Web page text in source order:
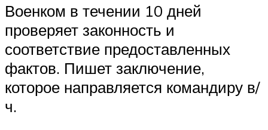
Военком в течении 10 дней
проверяет законность и
соответствие предоставленных
фактов. Пишет заключение,
которое направляется командиру в/
ч.